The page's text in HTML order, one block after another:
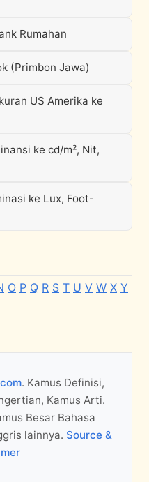
Rumahan
(Primbon Jawa)
US Amerika ke
ke cd/m², Nit,
ke Lux, Foot-
O P Q R S T U V W X Y
. Kamus Definisi,
Kamus Arti.
Besar Bahasa
lainnya. Source &